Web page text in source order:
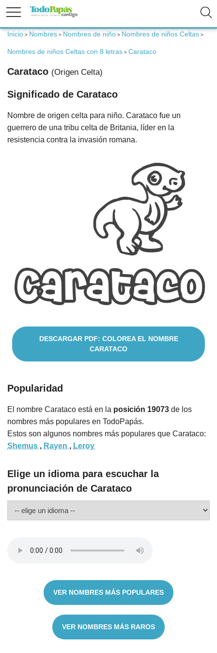
Embarazo
Niños
Inicio > Nombres > Nombres de niño > Nombres de niños Celtas >
Nombres de niños Celtas con 8 letras > Carataco
Carataco (Origen Celta)
Significado de Carataco
Nombre de origen celta para niño. Carataco fue un
guerrero de una tribu celta de Britania, líder en la
resistencia contra la invasión romana.
DESCARGAR PDF: COLOREA EL NOMBRE
CARATACO
Popularidad
El nombre Carataco está en la posición 19073 de los
nombres más populares en TodoPapás.
Estos son algunos nombres más populares que Carataco:
Shemus , Rayen , Leroy
Elige un idioma para escuchar la
pronunciación de Carataco
VER NOMBRES MÁS POPULARES
VER NOMBRES MÁS RAROS